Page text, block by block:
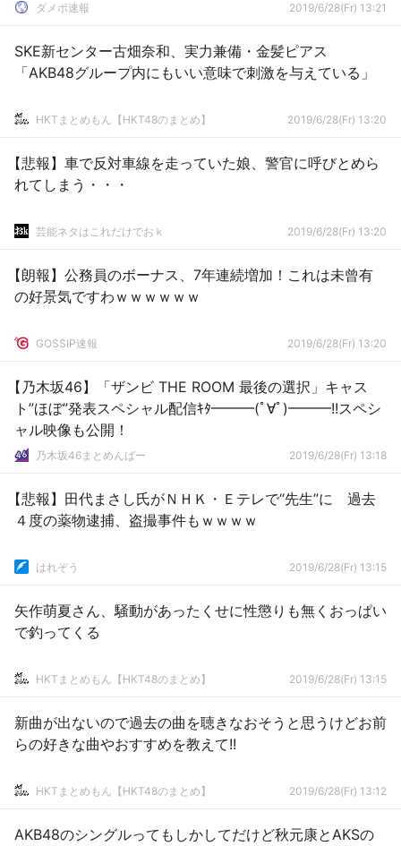
ダメポ速報 2019/6/28(Fr) 13:21
SKE新センター古畑奈和、実力兼備・金髪ピアス
「AKB48グループ内にもいい意味で刺激を与えている」
HKTまとめもん【HKT48のまとめ】 2019/6/28(Fr) 13:20
【悲報】車で反対車線を走っていた娘、警官に呼びとめら
れてしまう・・・
芸能ネタはこれだけでおｋ 2019/6/28(Fr) 13:20
【朗報】公務員のボーナス、7年連続増加！これは未曾有
の好景気ですわｗｗｗｗｗｗ
GOSSIP速報 2019/6/28(Fr) 13:20
【乃木坂46】「ザンビ THE ROOM 最後の選択」キャス
ト”ほぼ”発表スペシャル配信ｷﾀ━━━(ﾟ∀ﾟ)━━━!!スペシ
ャル映像も公開！
乃木坂46まとめんばー 2019/6/28(Fr) 13:18
【悲報】田代まさし氏がＮＨＫ・Ｅテレで“先生”に 過去
４度の薬物逮捕、盗撮事件もｗｗｗｗ
はれぞう 2019/6/28(Fr) 13:15
矢作萌夏さん、騒動があったくせに性懲りも無くおっぱい
で釣ってくる
HKTまとめもん【HKT48のまとめ】 2019/6/28(Fr) 13:15
新曲が出ないので過去の曲を聴きなおそうと思うけどお前
らの好きな曲やおすすめを教えて!!
HKTまとめもん【HKT48のまとめ】 2019/6/28(Fr) 13:12
AKB48のシングルってもしかしてだけど秋元康とAKSの